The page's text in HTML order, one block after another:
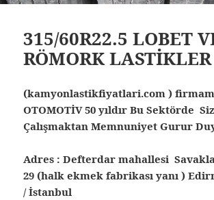
315/60R22.5 LOBET
RÖMORK LASTİKLER
(kamyonlastikfiyatlari.com )
OTOMOTİV 50 yıldır Bu Sektörde
Çalışmaktan Memnuniyet Gurur
Adres : Defterdar mahallesi
29 (halk ekmek fabrikası yanı )
/ İstanbul